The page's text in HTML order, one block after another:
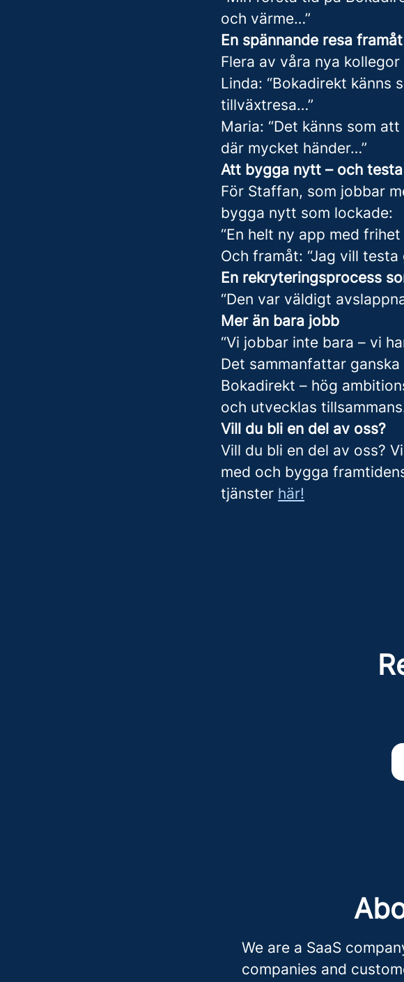
och värme…”
En spännande resa framåt
Flera av våra nya
Linda: “Bokadirekt känns
tillväxtresa…”
Maria: “Det känns som
där mycket händer…”
Att bygga nytt – och
För Staffan, som jobbar
bygga nytt som lockade:
“En helt ny app med
Och framåt: “Jag vill
En rekryteringsprocess
“Den var väldigt
Mer än bara jobb
“Vi jobbar inte bara – vi
Det sammanfattar
Bokadirekt – hög
och utvecklas
Vill du bli en del av oss?
Vill du bli en del av oss?
med och bygga
tjänster här!
Courage isn't in starting experiments -
"Modet ligger inte i att starta
Meet Özgur Ersöz – the Engineering
We are a SaaS
companies and